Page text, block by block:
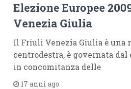
Elezione Europee
Venezia Giulia
Il Friuli Venezia Giulia è una
centrodestra, è governata dal
in concomitanza delle
17 anni ago